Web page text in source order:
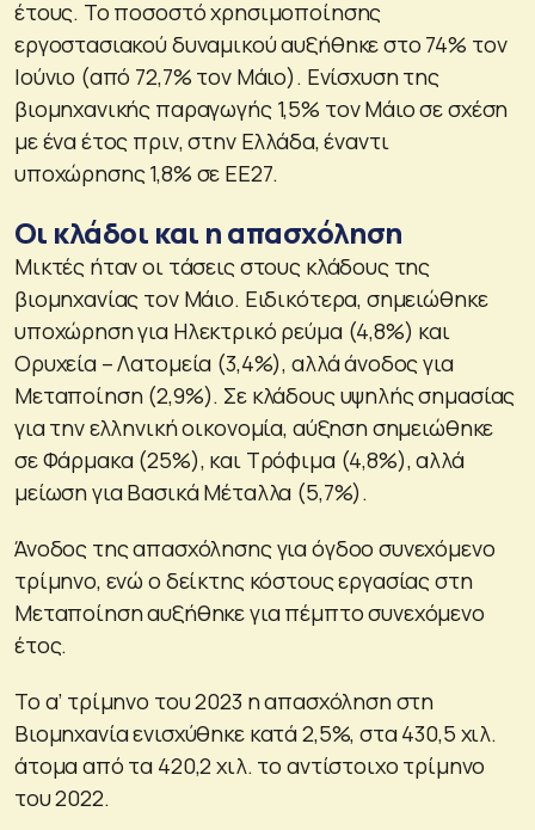
έτους. Το ποσοστό χρησιμοποίησης
εργοστασιακού δυναμικού αυξήθηκε στο 74% τον
Ιούνιο (από 72,7% τον Μάιο). Ενίσχυση της
βιομηχανικής παραγωγής 1,5% τον Μάιο σε σχέση
με ένα έτος πριν, στην Ελλάδα, έναντι
υποχώρησης 1,8% σε ΕΕ27.
Οι κλάδοι και η απασχόληση
Μικτές ήταν οι τάσεις στους κλάδους της
βιομηχανίας τον Μάιο. Ειδικότερα, σημειώθηκε
υποχώρηση για Ηλεκτρικό ρεύμα (4,8%) και
Ορυχεία – Λατομεία (3,4%), αλλά άνοδος για
Μεταποίηση (2,9%). Σε κλάδους υψηλής σημασίας
για την ελληνική οικονομία, αύξηση σημειώθηκε
σε Φάρμακα (25%), και Τρόφιμα (4,8%), αλλά
μείωση για Βασικά Μέταλλα (5,7%).
Άνοδος της απασχόλησης για όγδοο συνεχόμενο
τρίμηνο, ενώ ο δείκτης κόστους εργασίας στη
Μεταποίηση αυξήθηκε για πέμπτο συνεχόμενο
έτος.
Το α’ τρίμηνο του 2023 η απασχόληση στη
Βιομηχανία ενισχύθηκε κατά 2,5%, στα 430,5 χιλ.
άτομα από τα 420,2 χιλ. το αντίστοιχο τρίμηνο
του 2022.